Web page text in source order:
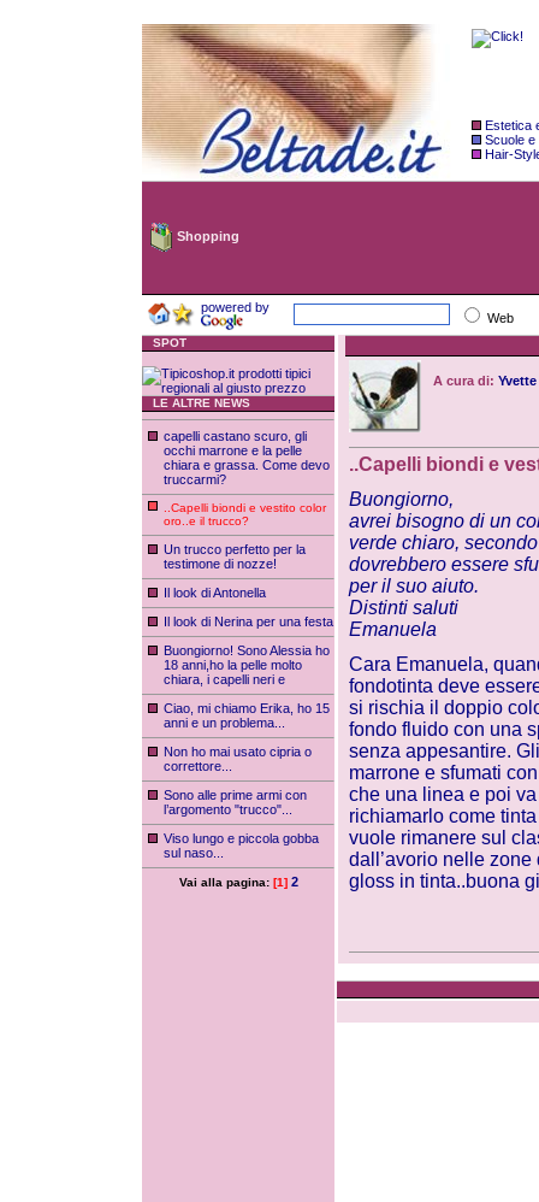
Estetica
Scuole e
Hair-
Shopping
powered by
Web
SPOT
LE ALTRE NEWS
capelli castano scuro, gli
occhi marrone e la pelle
chiara e grassa. Come devo
truccarmi?
..Capelli biondi e vestito color
oro..e il trucco?
Un trucco perfetto per la
testimone di nozze!
Il look di Antonella
Il look di Nerina per una festa
Buongiorno! Sono Alessia ho
18 anni,ho la pelle molto
chiara, i capelli neri e
Ciao, mi chiamo Erika, ho 15
anni e un problema...
Non ho mai usato cipria o
correttore...
Sono alle prime armi con
l’argomento "trucco"...
Viso lungo e piccola gobba
sul naso...
Vai alla pagina: [1] 2
A cura di:
..Capelli biondi e
Buongiorno,
avrei bisogno di un
verde chiaro,
dovrebbero essere
per il suo aiuto.
Distinti saluti
Emanuela
Cara Emanuela,
fondotinta deve
si rischia il doppio
fondo fluido con una
senza appesantire.
marrone e sfumati
che una linea e poi
richiamarlo come
vuole rimanere sul
dall’avorio nelle
gloss in tinta..buona